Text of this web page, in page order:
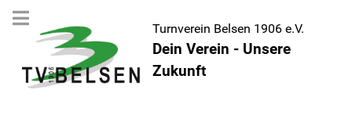
Turnverein Belsen 1906 e.V.
Dein Verein - Unsere
Zukunft